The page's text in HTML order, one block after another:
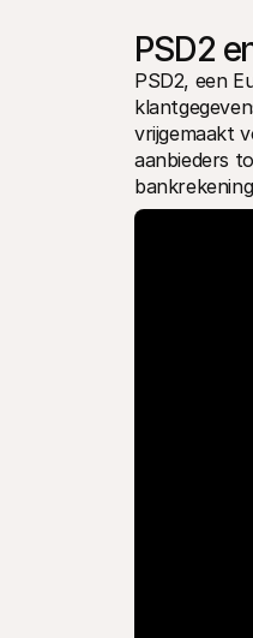
PSD2
PSD2, een
vrijgemaakt
aanbieders